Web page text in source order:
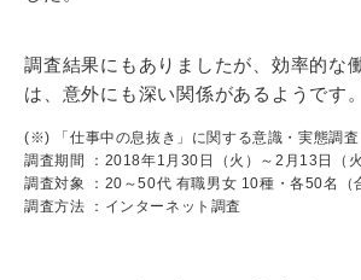
調査結果にもありましたが、効率的な
は、意外にも深い関係があるようです。
(※) 「仕事中の息抜き」に関する意識・実態調査
調査期間 ：2018年1月30日（火）～2月13日（火
調査対象 ：20～50代 有職男女 10種・各50名（
調査方法 ：インターネット調査